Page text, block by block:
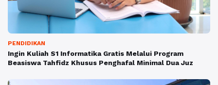
PENDIDIKAN
Ingin Kuliah S1 Informatika Gratis Melalui Program
Beasiswa Tahfidz Khusus Penghafal Minimal Dua Juz